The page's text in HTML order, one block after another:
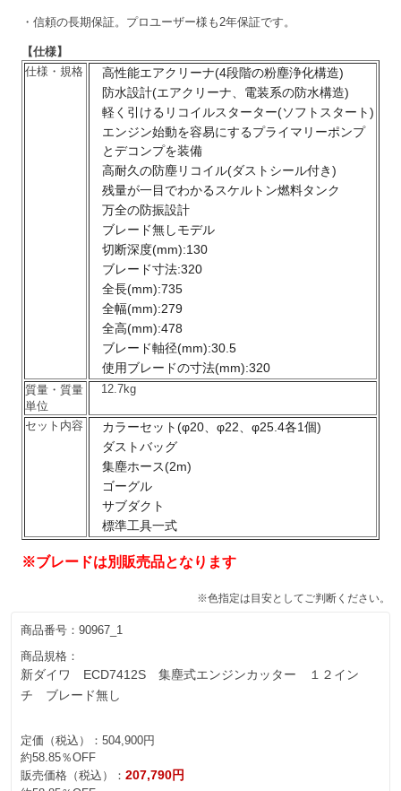
・信頼の長期保証。プロユーザー様も2年保証です。
【仕様】
仕様・規格
高性能エアクリーナ(4段階の粉塵浄化構造)
防水設計(エアクリーナ、電装系の防水構造)
軽く引けるリコイルスターター(ソフトスタート)
エンジン始動を容易にするプライマリーポンプ
とデコンプを装備
高耐久の防塵リコイル(ダストシール付き)
残量が一目でわかるスケルトン燃料タンク
万全の防振設計
ブレード無しモデル
切断深度(mm):130
ブレード寸法:320
全長(mm):735
全幅(mm):279
全高(mm):478
ブレード軸径(mm):30.5
使用ブレードの寸法(mm):320
質量・質量
単位
12.7kg
セット内容
カラーセット(φ20、φ22、φ25.4各1個)
ダストバッグ
集塵ホース(2m)
ゴーグル
サブダクト
標準工具一式
※ブレードは別販売品となります
※色指定は目安としてご判断ください。
商品番号： 90967_1
商品規格：
新ダイワ ECD7412S 集塵式エンジンカッター １２イン
チ ブレード無し
定価（税込）： 504,900円
約58.85％OFF
販売価格（税込）： 207,790円